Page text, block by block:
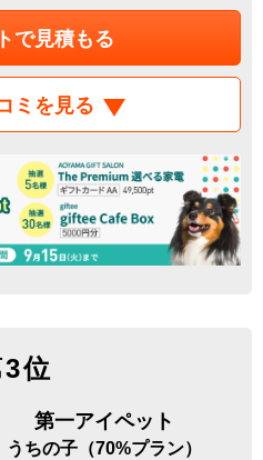
で見積もる
ミを見る
位
第一アイペット
うちの子（70%プラン）